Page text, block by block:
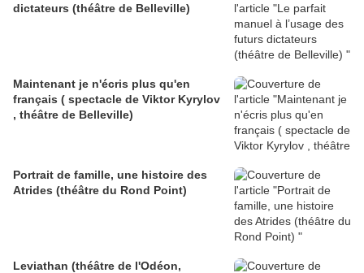
dictateurs (théâtre de Belleville)
Maintenant je n'écris plus qu'en
français ( spectacle de Viktor Kyrylov
, théâtre de Belleville)
Portrait de famille, une histoire des
Atrides (théâtre du Rond Point)
Leviathan (théâtre de l'Odéon,